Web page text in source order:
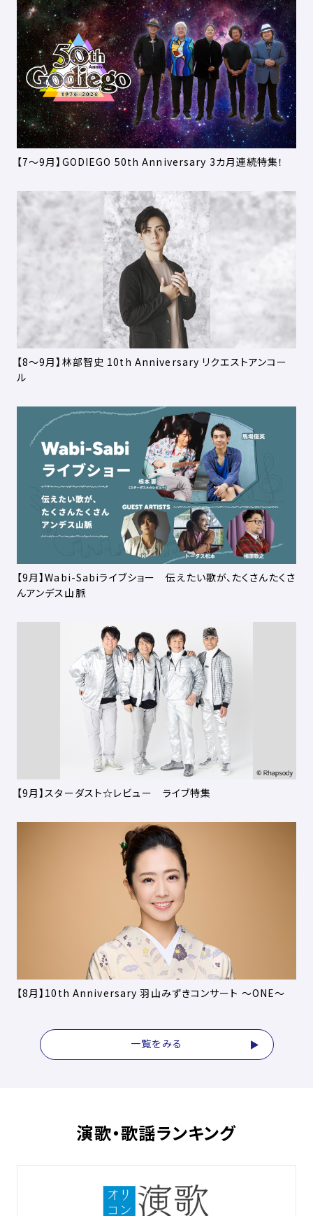
【7～9月】GODIEGO 50th Anniversary 3カ月連続特集！
【8～9月】林部智史 10th Anniversary リクエストアンコー
ル
【9月】Wabi-Sabiライブショー 伝えたい歌が、たくさんたくさ
んアンデス山脈
【9月】スターダスト☆レビュー ライブ特集
【8月】10th Anniversary 羽山みずきコンサート ～ONE～
一覧をみる
演歌・歌謡ランキング